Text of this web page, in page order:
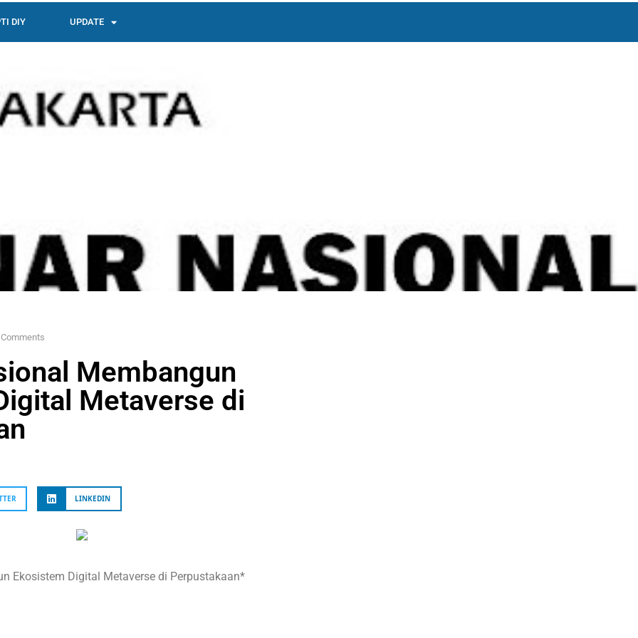
DIY UPDATE
Membangun
Metaverse di
LINKEDIN
Ekosistem Digital Metaverse di Perpustakaan*